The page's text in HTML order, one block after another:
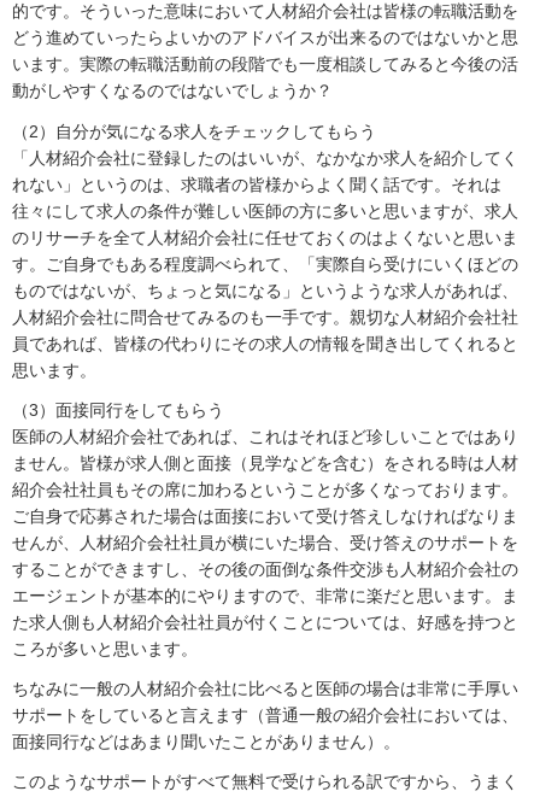
的です。そういった意味において人材紹介会社は皆様の転職活動を
どう進めていったらよいかのアドバイスが出来るのではないかと思
います。実際の転職活動前の段階でも一度相談してみると今後の活
動がしやすくなるのではないでしょうか？
（2）自分が気になる求人をチェックしてもらう
「人材紹介会社に登録したのはいいが、なかなか求人を紹介してく
れない」というのは、求職者の皆様からよく聞く話です。それは
往々にして求人の条件が難しい医師の方に多いと思いますが、求人
のリサーチを全て人材紹介会社に任せておくのはよくないと思いま
す。ご自身でもある程度調べられて、「実際自ら受けにいくほどの
ものではないが、ちょっと気になる」というような求人があれば、
人材紹介会社に問合せてみるのも一手です。親切な人材紹介会社社
員であれば、皆様の代わりにその求人の情報を聞き出してくれると
思います。
（3）面接同行をしてもらう
医師の人材紹介会社であれば、これはそれほど珍しいことではあり
ません。皆様が求人側と面接（見学などを含む）をされる時は人材
紹介会社社員もその席に加わるということが多くなっております。
ご自身で応募された場合は面接において受け答えしなければなりま
せんが、人材紹介会社社員が横にいた場合、受け答えのサポートを
することができますし、その後の面倒な条件交渉も人材紹介会社の
エージェントが基本的にやりますので、非常に楽だと思います。ま
た求人側も人材紹介会社社員が付くことについては、好感を持つと
ころが多いと思います。
ちなみに一般の人材紹介会社に比べると医師の場合は非常に手厚い
サポートをしていると言えます（普通一般の紹介会社においては、
面接同行などはあまり聞いたことがありません）。
このようなサポートがすべて無料で受けられる訳ですから、うまく